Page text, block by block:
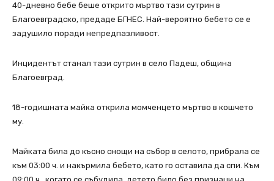
40-дневно бебе беше открито мъртво тази сутрин в
Благоевградско, предаде БГНЕС. Най-вероятно бебето се е
задушило поради непредпазливост.
Инцидентът станал тази сутрин в село Падеш, община
Благоевград.
18-годишната майка открила момченцето мъртво в кошчето
му.
Майката била до късно снощи на събор в селото, прибрала се
към 03:00 ч. и накърмила бебето, като го оставила да спи. Към